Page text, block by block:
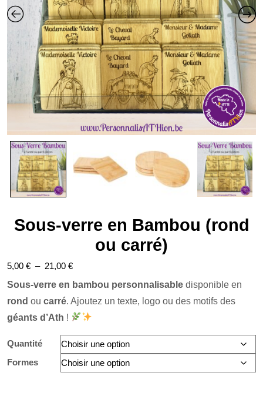
Sous-verre en Bambou (rond
ou carré)
5,00 € – 21,00 €Plage
de
prix :
5,00 €
21,00 €
Sous-verre en bambou personnalisable disponible en
rond ou carré. Ajoutez un texte, logo ou des motifs des
géants d’Ath !
Quantité
Formes